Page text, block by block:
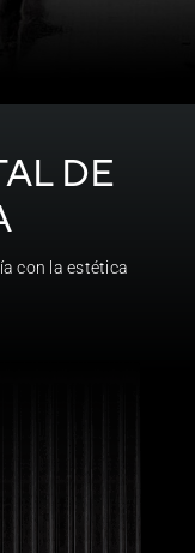
DE
con la estética